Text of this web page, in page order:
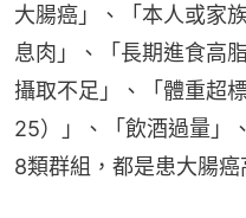
大腸癌」、「本人或家
息肉」、「長期進食高
攝取不足」、「體重超
25）」、「飲酒過量」
8類群組，都是患大腸癌